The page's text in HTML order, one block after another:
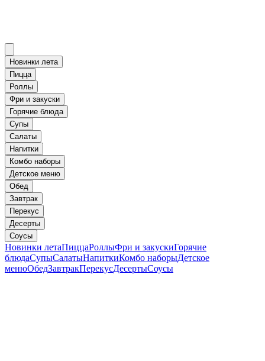
Новинки лета
Пицца
Роллы
Фри и закуски
Горячие блюда
Супы
Салаты
Напитки
Комбо наборы
Детское меню
Обед
Завтрак
Перекус
Десерты
Соусы
Новинки летаПиццаРоллыФри и закускиГорячие
блюдаСупыСалатыНапиткиКомбо наборыДетское
менюОбедЗавтракПерекусДесертыСоусы